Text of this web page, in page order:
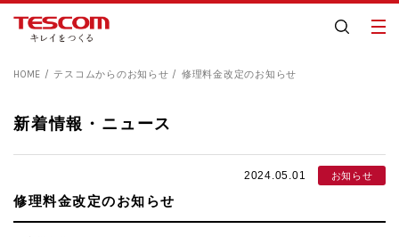
HOME テスコムからのお知らせ 修理料金改定のお知らせ
新着情報・ニュース
2024.05.01 お知らせ
修理料金改定のお知らせ